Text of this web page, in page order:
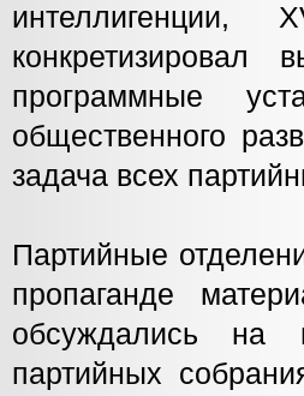
конкретизировал
программные
общественного
задача всех
Партийные
пропаганде
обсуждались на
партийных